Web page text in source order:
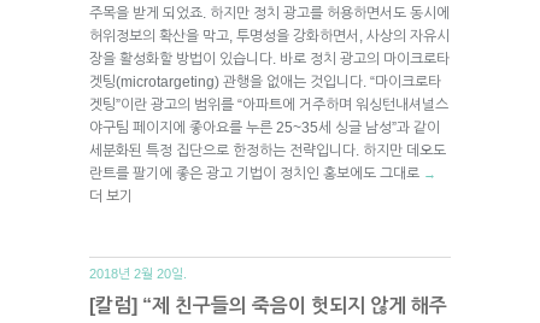
주목을 받게 되었죠. 하지만 정치 광고를 허용하면서도 동시에
허위정보의 확산을 막고, 투명성을 강화하면서, 사상의 자유시
장을 활성화할 방법이 있습니다. 바로 정치 광고의 마이크로타
겟팅(microtargeting) 관행을 없애는 것입니다. “마이크로타
겟팅”이란 광고의 범위를 “아파트에 거주하며 워싱턴내셔널스
야구팀 페이지에 좋아요를 누른 25~35세 싱글 남성”과 같이
세분화된 특정 집단으로 한정하는 전략입니다. 하지만 데오도
란트를 팔기에 좋은 광고 기법이 정치인 홍보에도 그대로 →
더 보기
2018년 2월 20일.
[칼럼] “제 친구들의 죽음이 헛되지 않게 해주